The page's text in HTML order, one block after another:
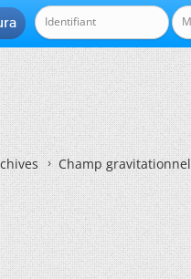
Champ gravitationnel